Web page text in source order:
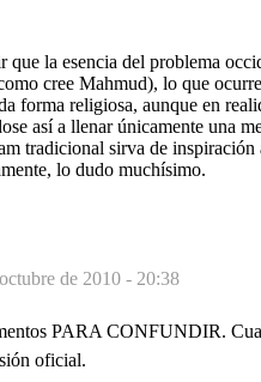
la esencia del problema
cree Mahmud), lo que
forma religiosa, aunque en
así a llenar únicamente una
tradicional sirva de
lo dudo muchísimo.
de 2010 - 20:38
PARA CONFUNDIR.
oficial.